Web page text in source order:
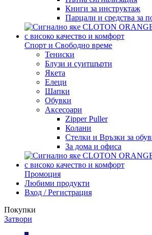
Книги за инструктаж
Парцали и средства за
Спорт и Свободно време
Тениски
Блузи и суитшърти
Якета
Елеци
Шапки
Обувки
Аксесоари
Zipper Puller
Колани
Стелки и Връзки за
За дома и офиса
Промоция
Любими продукти
Вход / Регистрация
Покупки
Затвори